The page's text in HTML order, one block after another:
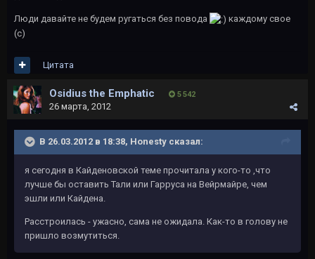
Люди давайте не будем ругаться без повода
каждому свое
(с)
Цитата
Osidius the Emphatic 5 542
26 марта, 2012
В 26.03.2012 в 18:38, Honesty сказал:
я сегодня в Кайденовской теме прочитала у кого-то ,что
лучше бы оставить Тали или Гарруса на Вейрмайре, чем
эшли или Кайдена.
Расстроилась - ужасно, сама не ожидала. Как-то в голову не
пришло возмутиться.